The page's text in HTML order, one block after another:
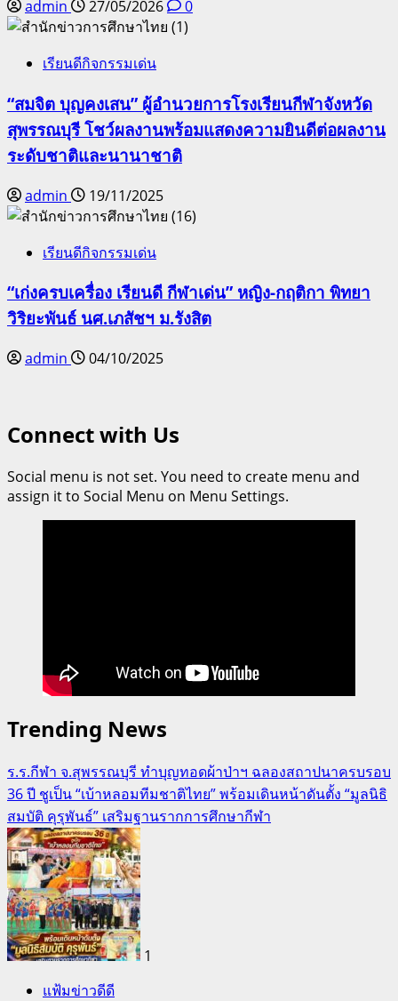
admin 27/05/2026 0
เรียนดีกิจกรรมเด่น
“สมจิต บุญคงเสน” ผู้อำนวยการโรงเรียนกีฬาจังหวัด
สุพรรณบุรี โชว์ผลงานพร้อมแสดงความยินดีต่อผลงาน
ระดับชาติและนานาชาติ
admin 19/11/2025
เรียนดีกิจกรรมเด่น
“เก่งครบเครื่อง เรียนดี กีฬาเด่น” หญิง-กฤติกา พิทยา
วิริยะพันธ์ นศ.เภสัชฯ ม.รังสิต
admin 04/10/2025
Connect with Us
Social menu is not set. You need to create menu and
assign it to Social Menu on Menu Settings.
Trending News
ร.ร.กีฬา จ.สุพรรณบุรี ทำบุญทอดผ้าป่าฯ ฉลองสถาปนาครบรอบ
36 ปี ชูเป็น “เบ้าหลอมทีมชาติไทย” พร้อมเดินหน้าดันตั้ง “มูลนิธิ
สมบัติ คุรุพันธ์” เสริมฐานรากการศึกษากีฬา
1
แฟ้มข่าวดีดี